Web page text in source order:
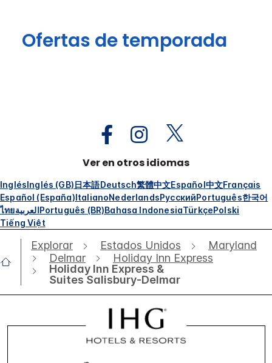
Ofertas de temporada
Ver en otros idiomas
InglésInglés (GB)日本語Deutsch繁體中文Español中文Français
Español (España)ItalianoNederlandsРусскийPortuguês한국어
ไทยالعربيةPortuguês (BR)Bahasa IndonesiaTürkçePolski
Tiếng Việt
Explorar Estados Unidos
Maryland
Delmar
Holiday Inn Express
Holiday Inn Express &
Suites Salisbury-Delmar